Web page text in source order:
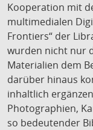
Kooperation mit
multimedialen
Frontiers“ der
wurden nicht nur
Materialien dem
darüber hinaus
inhaltlich
Photographien,
so bedeutender